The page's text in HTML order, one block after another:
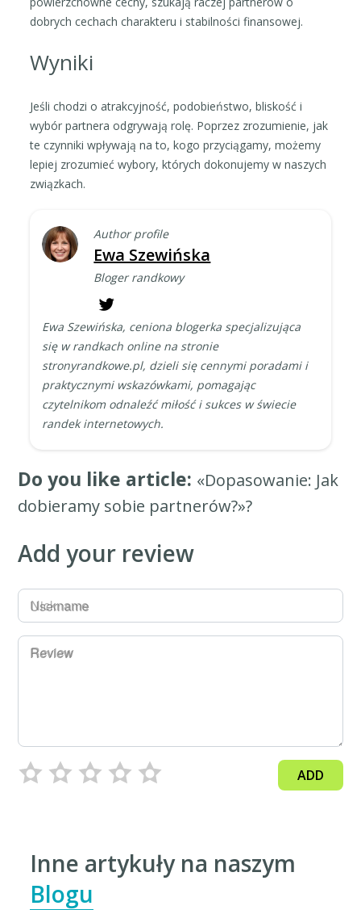
dobrych cechach charakteru i stabilności finansowej.
Wyniki
Jeśli chodzi o atrakcyjność, podobieństwo, bliskość i
wybór partnera odgrywają rolę. Poprzez zrozumienie, jak
te czynniki wpływają na to, kogo przyciągamy, możemy
lepiej zrozumieć wybory, których dokonujemy w naszych
związkach.
Author profile
Ewa Szewińska
Bloger randkowy
Ewa Szewińska, ceniona blogerka specjalizująca
się w randkach online na stronie
stronyrandkowe.pl, dzieli się cennymi poradami i
praktycznymi wskazówkami, pomagając
czytelnikom odnaleźć miłość i sukces w świecie
randek internetowych.
Do you like article: «Dopasowanie: Jak
dobieramy sobie partnerów?»?
Add your review
Username
Review
ADD
Inne artykuły na naszym
Blogu